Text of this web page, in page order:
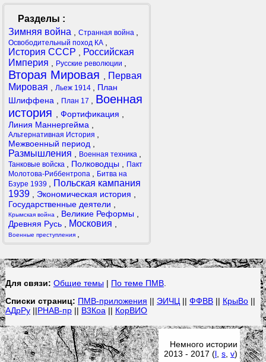
Разделы :
Зимняя война
Странная война
Освободительный поход КА
История СССР
Российская
Империя
Русские революции
Вторая Мировая
Первая
Мировая
Льеж 1914
План
Шлиффена
План 17
Военная
история
Фортификация
Линия Маннергейма
Альтернативная История
Межвоенный период
Размышления Военная техника
Танковые войска Полководцы
Пакт
Молотова-Риббентропа
Битва на
Бзуре 1939
Польская кампания
1939
Экономическая история
Государственные деятели
Крымская война Великие Реформы
Древняя Русь
Московия
Военные преступления
Для связи: Общие темы | По теме ПМВ.
Списки страниц: ПМВ-приложения || ЭИЧЦ || ФФВВ|| КрыВо||
АДрРу||РНАВ-пр|| В3Коа || КорВИО
Немного истории
2013 - 2017 (l ,s ,v)